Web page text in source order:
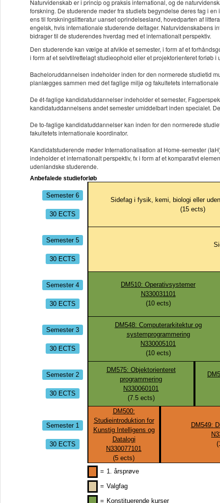
Naturvidenskab er i princip og praksis international, og de
forskning. De studerende møder fra studiets begyndelse deres fag i
ens til forskningslitteratur uanset oprindelsesland, hovedparten af
engelsk, hvis internationale studerende deltager. Naturvidenskabens
bidrager til de studerendes hverdag med et internationalt perspektiv.
Den studerende kan vælge at afvikle et semester, i form af et
i form af et selvtilrettelagt studieophold eller et projektorienteret forløb i
Bacheloruddannelsen indeholder inden for den normerede studietid
planlægges sammen med det faglige miljø og fakultetets internationale
De ét-faglige kandidatuddannelser indeholder et semester,
kandidatuddannelsens andet semester umiddelbart inden specialet.
De to-faglige kandidatuddannelser kan inden for den normerede
fakultetets internationale koordinator.
Kandidatstuderende møder Internationalisation at Home-semester
indeholder et internationalt perspektiv, fx i form af et komparativt
udenlandske studerende.
Anbefalede studieforløb
Semester 6
30 ECTS
Sidefag i fysik, kemi, biologi eller
(15ects)
Semester 5
30 ECTS
Semester 4
30 ECTS
DM510: Operativsystemer
N330031101
(10ects)
Semester 3
30 ECTS
DM548: Computerarkitektur og
systemprogrammering
N330005101
(10ects)
Semester 2
30 ECTS
DM575: Objektorienteret
programmering
N330060101
(7.5ects)
Semester 1
30 ECTS
DM500:
Studieintroduktion for
Kunstig Intelligens og
Datalogi
N330077101
(5 ects)
DM549:
(
= 1. årsprøve
= Valgfag
= Konstituerende kurser